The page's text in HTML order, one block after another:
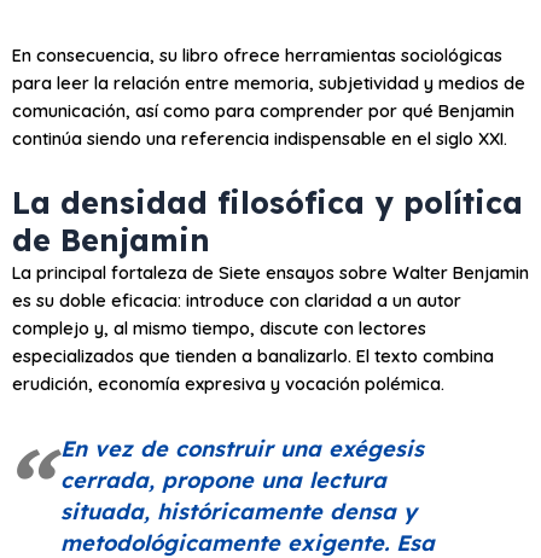
En consecuencia, su libro ofrece herramientas sociológicas
para leer la relación entre memoria, subjetividad y medios de
comunicación, así como para comprender por qué Benjamin
continúa siendo una referencia indispensable en el siglo XXI.
La densidad filosófica y política
de Benjamin
La principal fortaleza de Siete ensayos sobre Walter Benjamin
es su doble eficacia: introduce con claridad a un autor
complejo y, al mismo tiempo, discute con lectores
especializados que tienden a banalizarlo. El texto combina
erudición, economía expresiva y vocación polémica.
En vez de construir una exégesis
cerrada, propone una lectura
situada, históricamente densa y
metodológicamente exigente. Esa